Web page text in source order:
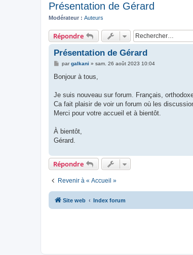
Présentation de Gérard
Modérateur : Auteurs
Répondre
Présentation de Gérard
M
s
g
pargalkani » sam. 26 août 2023 10:04
Bonjour à tous,
Je suis nouveau sur forum. Français,
Ca fait plaisir de voir un forum où les
Merci pour votre accueil et à bientôt.
À bientôt,
Gérard.
Répondre
Revenir à « Accueil »
Site web Index forum